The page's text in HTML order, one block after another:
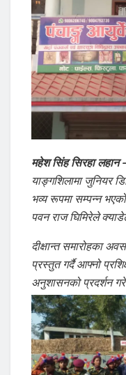
महेश सिंह सिरहा लहान
याङ्गशिलामा जुनियर
भव्य रूपमा सम्पन्न
पवन राज घिमिरेले
दीक्षान्त समारोहका
प्रस्तुत गर्दै आफ्नो
अनुशासनको प्रदर्शन